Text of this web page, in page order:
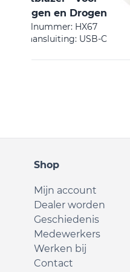
Reinigen en Drogen
Artikelnummer: HX67
Type aansluiting: USB-C
Shop
Mijn account
Dealer worden
Geschiedenis
Medewerkers
Werken bij
Contact